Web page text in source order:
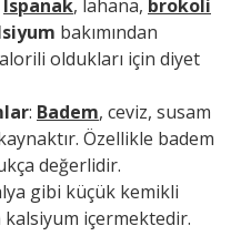
Ispanak, lahana, brokoli
bakımından
oldukları için diyet
: Badem, ceviz, susam
Özellikle badem
değerlidir.
gibi küçük kemikli
içermektedir.